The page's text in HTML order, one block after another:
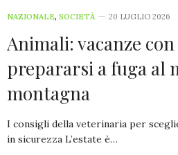
NAZIONALE, SOCIETÀ 20 LUGLIO 2026
Animali: vacanze
prepararsi a fuga al
montagna
I consigli della veterinaria per
in sicurezza L’estate è…